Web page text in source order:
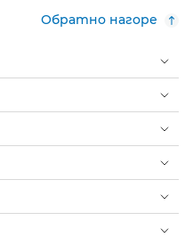
Обратно нагоре